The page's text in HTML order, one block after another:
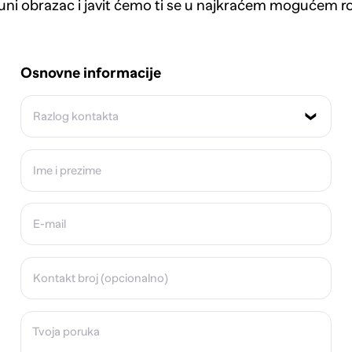
obrazac i javit ćemo ti se u najkraćem mogućem
Osnovne informacije
Razlog kontakta
Ime i prezime
E-mail
Kontakt broj (opcionalno)
Tvoja poruka